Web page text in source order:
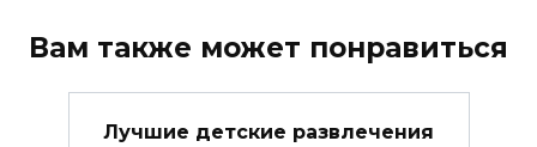
Вам также может понравиться
Лучшие детские развлечения